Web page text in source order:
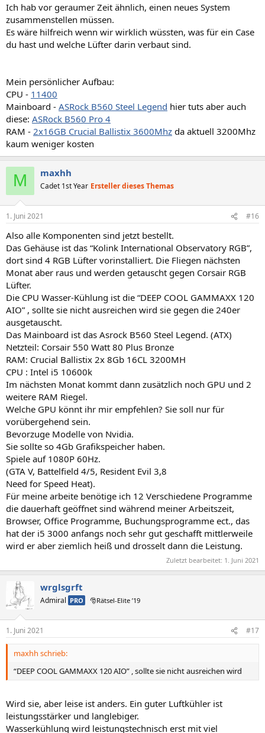
Ich hab vor geraumer Zeit ähnlich, einen neues System
zusammenstellen müssen.
Es wäre hilfreich wenn wir wirklich wüssten, was für ein Case
du hast und welche Lüfter darin verbaut sind.
Mein persönlicher Aufbau:
CPU - 11400
Mainboard - ASRock B560 Steel Legend hier tuts aber auch
diese: ASRock B560 Pro 4
RAM - 2x16GB Crucial Ballistix 3600Mhz da aktuell 3200Mhz
kaum weniger kosten
M maxhh
Cadet 1st Year Ersteller dieses Themas
1. Juni 2021 #16
Also alle Komponenten sind jetzt bestellt.
Das Gehäuse ist das “Kolink International Observatory RGB”,
dort sind 4 RGB Lüfter vorinstalliert. Die Fliegen nächsten
Monat aber raus und werden getauscht gegen Corsair RGB
Lüfter.
Die CPU Wasser-Kühlung ist die “DEEP COOL GAMMAXX 120
AIO” , sollte sie nicht ausreichen wird sie gegen die 240er
ausgetauscht.
Das Mainboard ist das Asrock B560 Steel Legend. (ATX)
Netzteil: Corsair 550 Watt 80 Plus Bronze
RAM: Crucial Ballistix 2x 8Gb 16CL 3200MH
CPU : Intel i5 10600k
Im nächsten Monat kommt dann zusätzlich noch GPU und 2
weitere RAM Riegel.
Welche GPU könnt ihr mir empfehlen? Sie soll nur für
vorübergehend sein.
Bevorzuge Modelle von Nvidia.
Sie sollte so 4Gb Grafikspeicher haben.
Spiele auf 1080P 60Hz.
(GTA V, Battelfield 4/5, Resident Evil 3,8
Need for Speed Heat).
Für meine arbeite benötige ich 12 Verschiedene Programme
die dauerhaft geöffnet sind während meiner Arbeitszeit,
Browser, Office Programme, Buchungsprogramme ect., das
hat der i5 3000 anfangs noch sehr gut geschafft mittlerweile
wird er aber ziemlich heiß und drosselt dann die Leistung.
Zuletzt bearbeitet: 1. Juni 2021
wrglsgrft
Admiral PRO 🎅Rätsel-Elite ’19
1. Juni 2021 #17
maxhh schrieb:
“DEEP COOL GAMMAXX 120 AIO” , sollte sie nicht ausreichen wird
Wird sie, aber leise ist anders. Ein guter Luftkühler ist
leistungsstärker und langlebiger.
Wasserkühlung wird leistungstechnisch erst mit viel